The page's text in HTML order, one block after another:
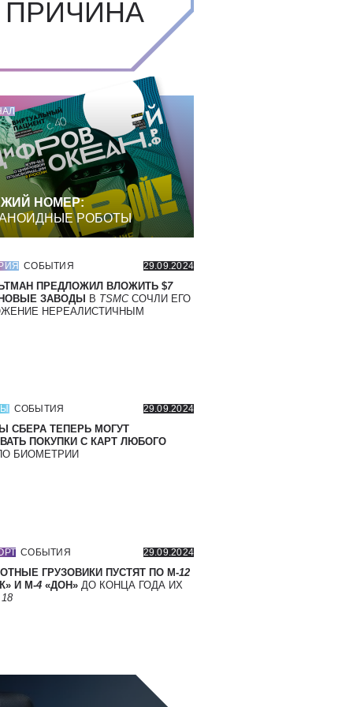
НОМЕР:
РОБОТЫ
СОБЫТИЯ 29.09.2024
ПРЕДЛОЖИЛ ВЛОЖИТЬ $7
ЗАВОДЫ
В TSMC СОЧЛИ ЕГО
НЕРЕАЛИСТИЧНЫМ
СОБЫТИЯ 29.09.2024
СБЕРА ТЕПЕРЬ МОГУТ
ПОКУПКИ С КАРТ ЛЮБОГО
БИОМЕТРИИ
СОБЫТИЯ 29.09.2024
ГРУЗОВИКИ ПУСТЯТ ПО М-12
И М-4 «ДОН» ДО КОНЦА ГОДА ИХ
18